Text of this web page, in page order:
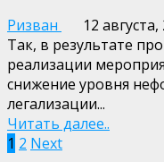
Ризван
12 августа,
Так, в результате
реализации
снижение уровня
легализации...
Читать далее..
Пагинация
1 2 Next